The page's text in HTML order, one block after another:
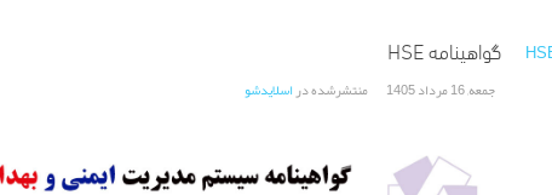
گواهینامه HSE
جمعه, 16 مرداد 1405 منتشرشده دراسلایدشو